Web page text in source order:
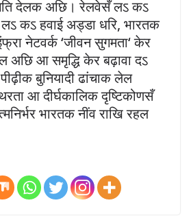
देलक अछि। रेलवेसँ लऽ कऽ
लऽ कऽ हवाई अड्डा धरि, भारतक
नेटवर्क ‘जीवन सुगमता‘ केर
अछि आ समृद्धि केर बढ़ावा दऽ
बुनियादी ढांचाक लेल
आ दीर्घकालिक दृष्टिकोणसँ
भारतक नींव राखि रहल